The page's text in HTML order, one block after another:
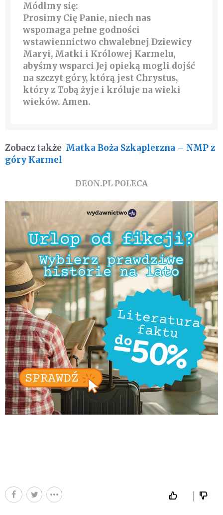
Módlmy się:
Prosimy Cię Panie, niech nas
wspomaga pełne godności
wstawiennictwo chwalebnej Dziewicy
Maryi, Matki i Królowej Karmelu,
abyśmy wsparci Jej opieką mogli dojść
na szczyt góry, którą jest Chrystus,
który z Tobą żyje i króluje na wieki
wieków. Amen.
Zobacz także Matka Boża Szkaplerzna – NMP z
góry Karmel
DEON.PL POLECA